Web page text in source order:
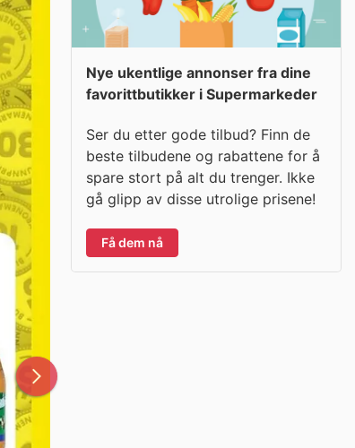
Nye ukentlige annonser fra dine
favorittbutikker i Supermarkeder
Ser du etter gode tilbud? Finn de
beste tilbudene og rabattene for å
spare stort på alt du trenger. Ikke
gå glipp av disse utrolige prisene!
Få dem nå